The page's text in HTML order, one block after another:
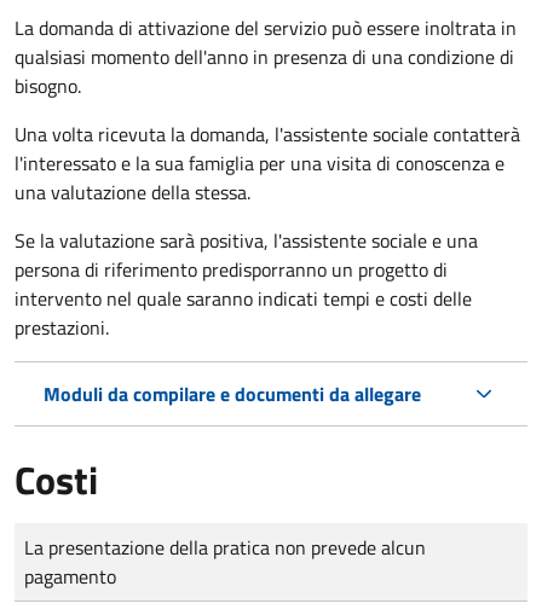
La domanda di attivazione del servizio può essere inoltrata in
qualsiasi momento dell'anno in presenza di una condizione di
bisogno.
Una volta ricevuta la domanda, l'assistente sociale contatterà
l'interessato e la sua famiglia per una visita di conoscenza e
una valutazione della stessa.
Se la valutazione sarà positiva, l'assistente sociale e una
persona di riferimento predisporranno un progetto di
intervento nel quale saranno indicati tempi e costi delle
prestazioni.
Moduli da compilare e documenti da allegare
Costi
Tipo di pagamento
Importo
La presentazione della pratica non prevede alcun
pagamento